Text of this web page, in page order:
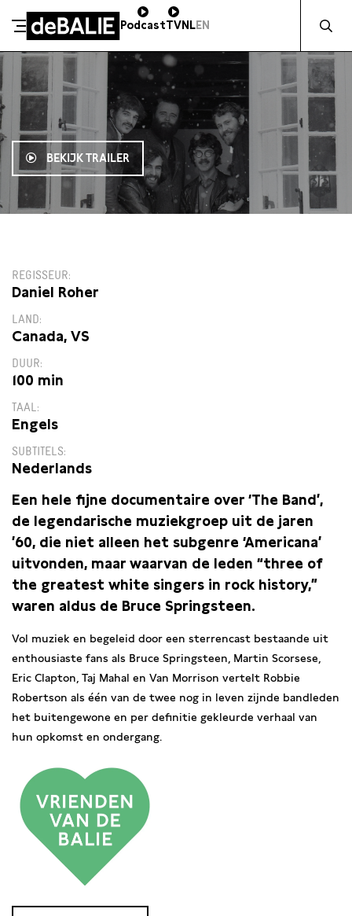
Meteen naar de content
De Balie
PodcastTVNLEN
BEKIJK TRAILER
REGISSEUR
Daniel Roher
LAND
Canada, VS
DUUR
100 min
TAAL
Engels
SUBTITELS
Nederlands
Een hele fijne documentaire over ‘The Band’,
de legendarische muziekgroep uit de jaren
’60, die niet alleen het subgenre ‘Americana’
uitvonden, maar waarvan de leden “three of
the greatest white singers in rock history,”
waren aldus de Bruce Springsteen.
Vol muziek en begeleid door een sterrencast bestaande uit
enthousiaste fans als Bruce Springsteen, Martin Scorsese,
Eric Clapton, Taj Mahal en Van Morrison vertelt Robbie
Robertson als één van de twee nog in leven zijnde bandleden
het buitengewone en per definitie gekleurde verhaal van
hun opkomst en ondergang.